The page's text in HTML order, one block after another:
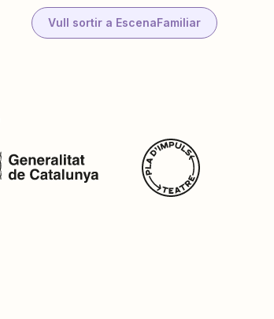
Vull sortir a EscenaFamiliar